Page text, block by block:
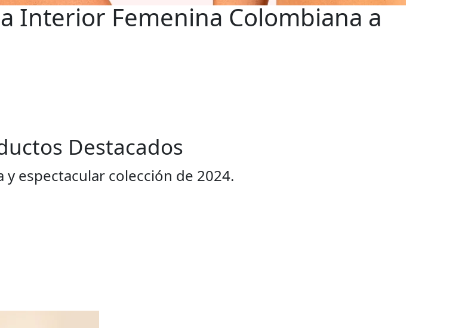
Interior Femenina Colombiana a
Destacados
y espectacular colección de 2024.